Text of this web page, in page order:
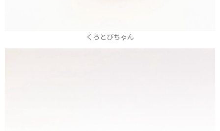
くろとびちゃん